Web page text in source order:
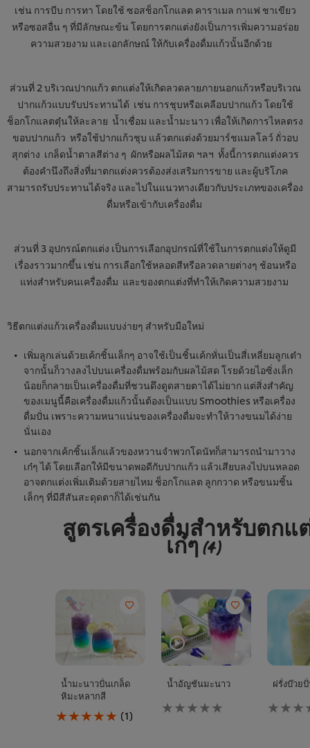
เช่น การบีบ การทา โดยใช้ ซอสช็อกโกแลต คาราเมล กาแฟ ชาเขียว
หรือซอสอื่น ๆ ที่มีลักษณะข้น โดยการตกแต่งยังเป็นการเพิ่มความอร่อย
ความสวยงาม และเอกลักษณ์ ให้กับเครื่องดื่มแก้วนั้นอีกด้วย
ส่วนที่ 2 บริเวณปากแก้ว ตกแต่งให้เกิดลวดลายภายนอกแก้วหรือบริเวณ
ปากแก้วแบบรับประทานได้ เช่น การชุบหรือเคลือบปากแก้ว โดยใช้
ช็อกโกแลตตุ๋นให้ละลาย น้ำเชื่อม และน้ำมะนาว เพื่อให้เกิดการไหลตรง
ขอบปากแก้ว หรือใช้ปากแก้วชุบ แล้วตกแต่งด้วยมาร์ชแมลโลว์ ถั่วอบ
สุกต่าง เกล็ดน้ำตาลสีต่าง ๆ ผักหรือผลไม้สด ฯลฯ ทั้งนี้การตกแต่งควร
ต้องคำนึงถึงสิ่งที่มาตกแต่งควรต้องส่งเสริมการขาย และผู้บริโภค
สามารถรับประทานได้จริง และไปในแนวทางเดียวกับประเภทของเครื่อง
ดื่มหรือเข้ากับเครื่องดื่ม
ส่วนที่ 3 อุปกรณ์ตกแต่ง เป็นการเลือกอุปกรณ์ที่ใช้ในการตกแต่งให้ดูมี
เรื่องราวมากขึ้น เช่น การเลือกใช้หลอดสีหรือลวดลายต่างๆ ช้อนหรือ
แท่งสำหรับคนเครื่องดื่ม และของตกแต่งที่ทำให้เกิดความสวยงาม
วิธีตกแต่งแก้วเครื่องดื่มแบบง่ายๆ สำหรับมือใหม่
เพิ่มลูกเล่นด้วยเค้กชิ้นเล็กๆ อาจใช้เป็นชิ้นเค้กหั่นเป็นสี่เหลี่ยมลูกเต๋า
จากนั้นก็วางลงไปบนเครื่องดื่มพร้อมกับผลไม้สด โรยด้วยไอซิ่งเล็ก
น้อยก็กลายเป็นเครื่องดื่มที่ชวนดึงดูดสายตาได้ไม่ยาก แต่สิ่งสำคัญ
ของเมนูนี้คือเครื่องดื่มแก้วนั้นต้องเป็นแบบ Smoothies หรือเครื่อง
ดื่มปั่น เพราะความหนาแน่นของเครื่องดื่มจะทำให้วางขนมได้ง่าย
นั่นเอง
นอกจากเค้กชิ้นเล็กแล้วของหวานจำพวกโดนัทก็สามารถนำมาวาง
เก๋ๆ ได้ โดยเลือกให้มีขนาดพอดีกับปากแก้ว แล้วเสียบลงไปบนหลอด
อาจตกแต่งเพิ่มเติมด้วยสายไหม ช็อกโกแลต ลูกกวาด หรือขนมชิ้น
เล็กๆ ที่มีสีสันสะดุดตาก็ได้เช่นกัน
สูตรเครื่องดื่มสำหรับตกแ
เก๋ๆ (4)
น้ำมะนาวปั่นเกล็ด
หิมะหลากสี
คะแนน
เฉลี่ย
(1)
น้ำอัญชันมะนาว
ไม่มี
การ
ฝรั่งบ๊วย
ไม่มี
การ